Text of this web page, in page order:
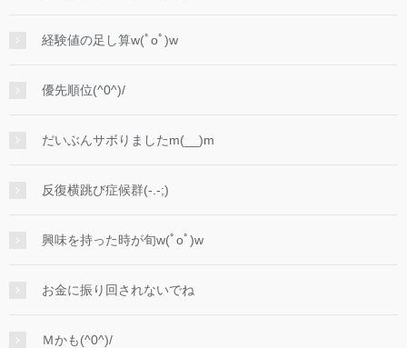
経験値の足し算w(ﾟoﾟ)w
優先順位(^0^)/
だいぶんサボりましたm(__)m
反復横跳び症候群(-.-;)
興味を持った時が旬w(ﾟoﾟ)w
お金に振り回されないでね
Ｍかも(^0^)/